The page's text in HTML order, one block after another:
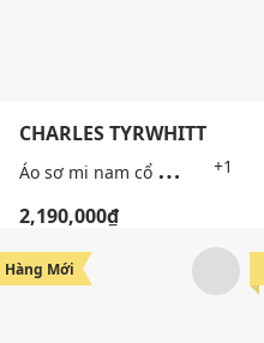
CHARLES TYRWHITT
Á
o sơ mi nam cổ bẻ tay ngắn phối túi +1
2,190,000₫
Hàng Mới